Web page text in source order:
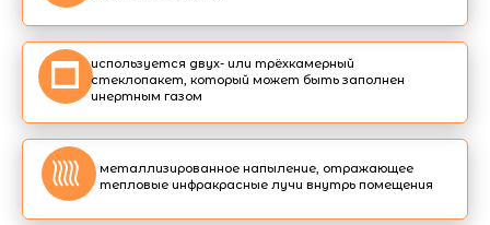
используется двух- или трёхкамерный
стеклопакет, который может быть заполнен
инертным газом
металлизированное напыление, отражающее
тепловые инфракрасные лучи внутрь помещения